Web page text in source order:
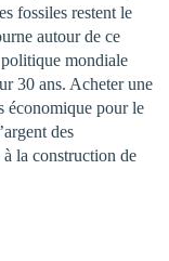
fossiles restent le
autour de ce
politique mondiale
30 ans. Acheter une
économique pour le
des
la construction de